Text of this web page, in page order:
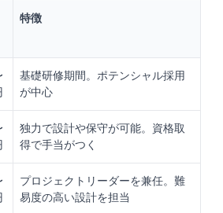
特徴
基礎研修期間。ポテンシャル採用
が中心
独力で設計や保守が可能。資格取
得で手当がつく
プロジェクトリーダーを兼任。難
易度の高い設計を担当